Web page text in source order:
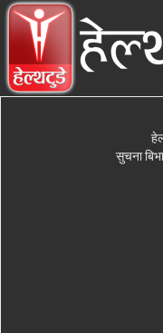
सुचना